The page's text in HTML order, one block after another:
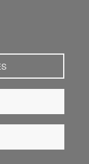
Coast